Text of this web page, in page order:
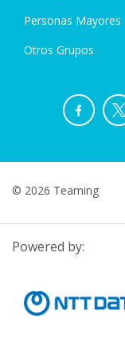
Personas Mayores
Otros Grupos
© 2026 Teaming
Powered by: